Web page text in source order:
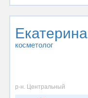
Екатерина
косметолог
р-н. Центральный